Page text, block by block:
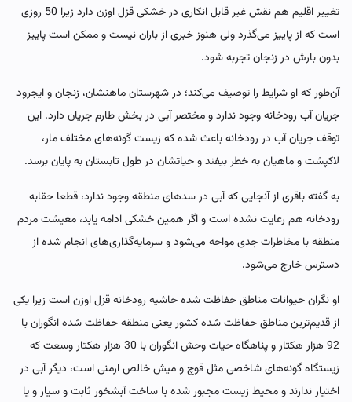
تغییر اقلیم هم نقش غیر قابل انکاری در خشکی قزل اوزن دارد زیرا 50 روزی
است که از پاییز می‌گذرد ولی هنوز خبری از باران نیست و ممکن است پاییز
بدون بارش در زنجان تجربه شود.
آن‌طور که او شرایط را توصیف می‌کند؛ در شهرستان ماهنشان، زنجان و ایجرود
جریان آب رودخانه وجود ندارد و مختصر آبی در بخش طارم جریان دارد. این
توقف جریان آب در رودخانه باعث شده که زیست گونه‌های مختلف مار،
لاکپشت و ماهیان به خطر بیفتد و حیاتشان در طول تابستان به پایان برسد.
به گفته باقری از آنجایی که آبی در سدهای منطقه وجود ندارد، قطعا حقابه
رودخانه هم رعایت نشده است و اگر همین خشکی ادامه یابد، معیشت مردم
منطقه با مخاطرات جدی مواجه می‌شود و سرمایه‌گذاری‌های انجام شده از
دسترس خارج می‌شود.
او نگران حیوانات مناطق حفاظت شده حاشیه رودخانه قزل اوزن است زیرا یکی
از قدیم‌ترین مناطق حفاظت شده کشور یعنی منطقه حفاظت شده انگوران با
92 هزار هکتار و پناهگاه حیات وحش انگوران با 30 هزار هکتار وسعت که
زیستگاه گونه‌های شاخصی مثل قوچ و میش خالص ارمنی است، دیگر آبی در
اختیار ندارند و محیط زیست مجبور شده با ساخت آبشخور ثابت و سیار و یا